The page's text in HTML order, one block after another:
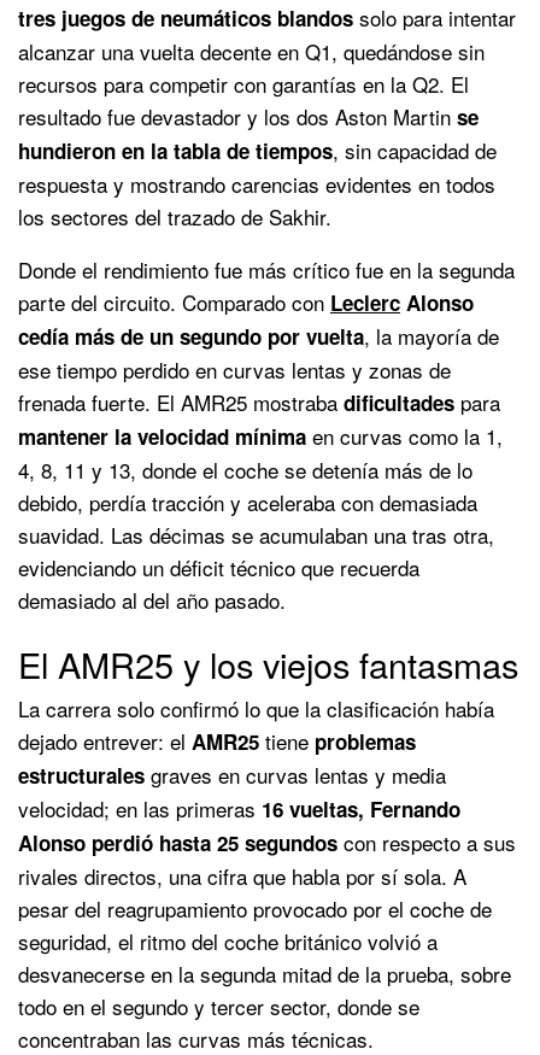
tres juegos de neumáticos blandos solo para intentar
alcanzar una vuelta decente en Q1, quedándose sin
recursos para competir con garantías en la Q2. El
resultado fue devastador y los dos Aston Martin se
hundieron en la tabla de tiempos, sin capacidad de
respuesta y mostrando carencias evidentes en todos
los sectores del trazado de Sakhir.
Donde el rendimiento fue más crítico fue en la segunda
parte del circuito. Comparado con Leclerc Alonso
cedía más de un segundo por vuelta, la mayoría de
ese tiempo perdido en curvas lentas y zonas de
frenada fuerte. El AMR25 mostraba dificultades para
mantener la velocidad mínima en curvas como la 1,
4, 8, 11 y 13, donde el coche se detenía más de lo
debido, perdía tracción y aceleraba con demasiada
suavidad. Las décimas se acumulaban una tras otra,
evidenciando un déficit técnico que recuerda
demasiado al del año pasado.
El AMR25 y los viejos fantasmas
La carrera solo confirmó lo que la clasificación había
dejado entrever: el AMR25 tiene problemas
estructurales graves en curvas lentas y media
velocidad; en las primeras 16 vueltas, Fernando
Alonso perdió hasta 25 segundos con respecto a sus
rivales directos, una cifra que habla por sí sola. A
pesar del reagrupamiento provocado por el coche de
seguridad, el ritmo del coche británico volvió a
desvanecerse en la segunda mitad de la prueba, sobre
todo en el segundo y tercer sector, donde se
concentraban las curvas más técnicas.